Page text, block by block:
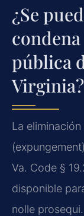
¿Se
pública
Virginia?
La
Va. Code §
disponible
nolle